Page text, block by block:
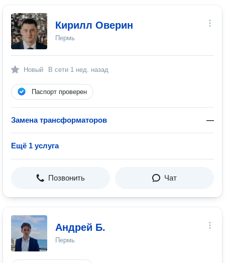
Кирилл Оверин
Пермь
Новый В сети 1 нед. назад
Паспорт проверен
Замена трансформаторов —
Ещё 1 услуга
Позвонить Чат
Андрей Б.
Пермь